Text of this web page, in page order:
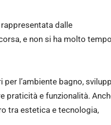
dalle
e non si ha molto
l’ambiente bagno,
praticità e funzionalità.
tra estetica e tecnologia,